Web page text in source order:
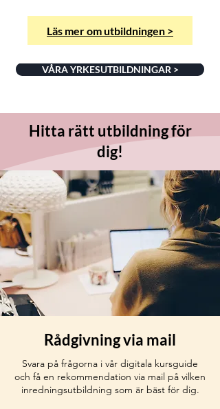
Läs mer om utbildningen >
VÅRA YRKESUTBILDNINGAR >
Hitta rätt utbildning för
dig!
Rådgivning via mail
Svara på frågorna i vår digitala kursguide
och få en rekommendation via mail på vilken
inredningsutbildning som är bäst för dig.